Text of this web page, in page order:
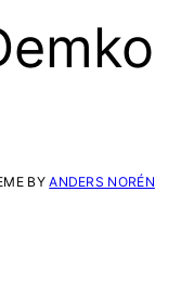
BYANDERS NORÉN